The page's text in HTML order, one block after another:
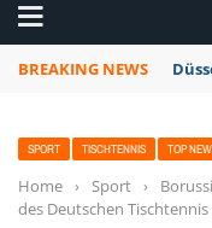
BREAKING NEWS
SPORT TISCHTENNIS TOP
Home › Sport ›
des Deutschen Tischtennis